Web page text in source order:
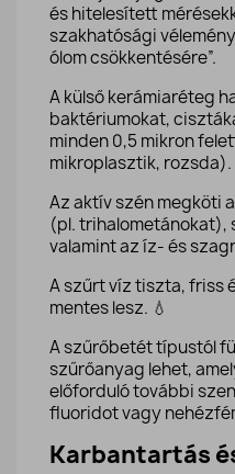
és hitelesített
szakhatósági
ólom csökkentésére”.
A külső kerámiaréteg
baktériumokat,
minden 0,5 mikron
mikroplasztik, rozsda).
Az aktív szén megköti
(pl. trihalometánokat),
valamint az íz- és
A szűrt víz tiszta, friss
mentes lesz. 💧
A szűrőbetét típustól
szűrőanyag lehet,
előforduló további
fluoridot vagy
Karbantartás